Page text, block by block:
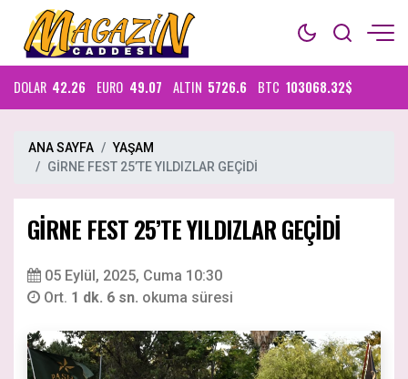
DOLAR 42.26 EURO 49.07 ALTIN 5726.6 BTC 103068.32$
ANA SAYFA
YAŞAM
GİRNE FEST 25’TE YILDIZLAR GEÇİDİ
GİRNE FEST 25’TE YILDIZLAR GEÇİDİ
05 Eylül, 2025, Cuma 10:30
Ort. 1 dk. 6 sn. okuma süresi